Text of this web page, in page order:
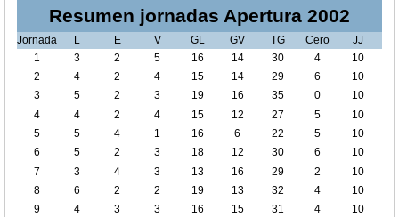
Resumen jornadas Apertura 2002
Jornada L E V GL GV TG Cero
JJ
1
3 2 5 16 14 30 4
10
2
4 2 4 15 14 29 6
10
3
5 2 3 19 16 35 0
10
4
4 2 4 15 12 27 5
10
5
5 4 1 16 6 22 5
10
6
5 2 3 18 12 30 6
10
7
3 4 3 13 16 29 2
10
8
6 2 2 19 13 32 4
10
9
4 3 3 16 15 31 4
10